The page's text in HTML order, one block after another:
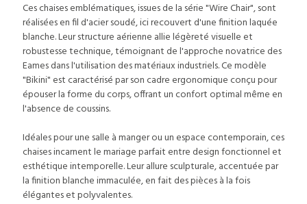
Ces chaises emblématiques, issues de la série "Wire Chair", sont
réalisées en fil d'acier soudé, ici recouvert d'une finition laquée
blanche. Leur structure aérienne allie légèreté visuelle et
robustesse technique, témoignant de l'approche novatrice des
Eames dans l'utilisation des matériaux industriels. Ce modèle
"Bikini" est caractérisé par son cadre ergonomique conçu pour
épouser la forme du corps, offrant un confort optimal même en
l'absence de coussins.
Idéales pour une salle à manger ou un espace contemporain, ces
chaises incarnent le mariage parfait entre design fonctionnel et
esthétique intemporelle. Leur allure sculpturale, accentuée par
la finition blanche immaculée, en fait des pièces à la fois
élégantes et polyvalentes.